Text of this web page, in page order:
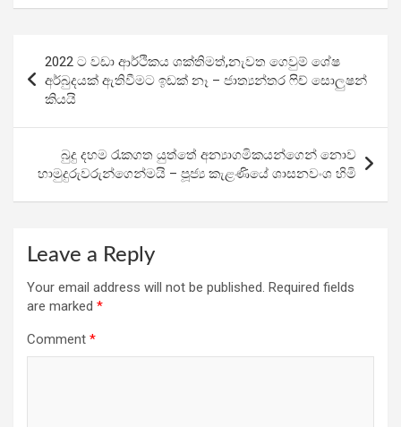
ce
b
o
o
k
tt
er
at
s
A
p
e
gr
a
ar
e
navigation
2022 ට වඩා ආර්ථිකය ශක්තිමත්,නැවත ගෙවුම් ශේෂ
අර්බුදයක් ඇතිවීමට ඉඩක් නෑ – ජාත්‍යන්ත​ර ෆිච් සොලුෂන්
කියයි
බුදු දහම රැකගත යුත්තේ අන්‍යාගමිකයන්ගෙන් නොව
හාමුදුරුවරුන්ගෙන්මයි – පූජ්‍ය කැළණියේ ශාසනවංශ හිමි
Leave a Reply
Your email address will not be published. Required fields
are marked *
Comment *